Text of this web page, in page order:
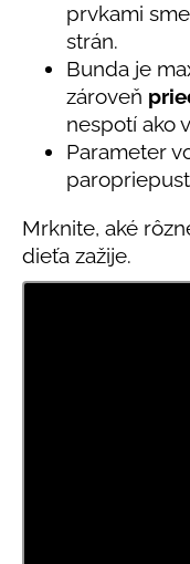
prvkami
strán.
Bunda je
zároveň
nespotí ako
Parameter
Mrknite, aké
dieťa zažije.
DETSKÝ
LETNÝ
KLOBÚČIK
UV
UŠKAMI
BIELY